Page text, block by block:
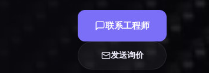
联系工程师
发送询价